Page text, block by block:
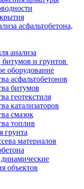
асфальтобетона,
анализа
битумов и грунтов
оборудование
асфальтобетонов
битумов
геотекстиля
катализаторов
смазок
топлив
грунта
материалов
объектов